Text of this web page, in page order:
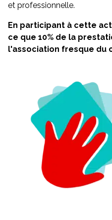
et professionnelle.
En participant à cette
ce que 10% de la
l'association fresque du